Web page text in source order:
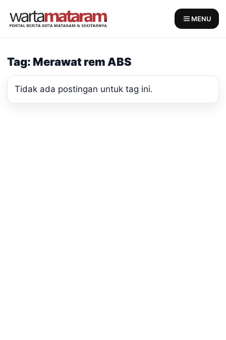
MENU
Tag: Merawat rem ABS
Tidak ada postingan untuk tag ini.